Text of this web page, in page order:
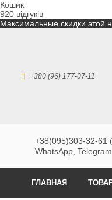
Кошик
920 відгуків
Максимальные скидки этой
+380 (96) 177-07-11
+38(095)303-32-61
WhatsApp,
ГЛАВНАЯ